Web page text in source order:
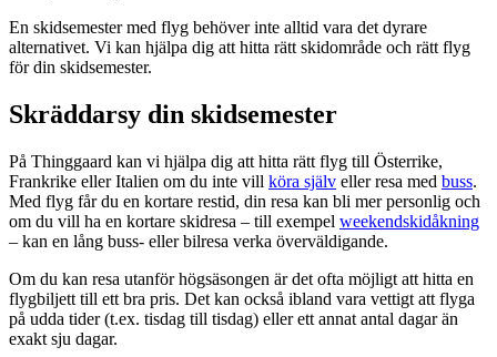
En skidsemester med flyg behöver inte alltid vara det dyrare
alternativet. Vi kan hjälpa dig att hitta rätt skidområde och rätt flyg
för din skidsemester.
Skräddarsy din skidsemester
På Thinggaard kan vi hjälpa dig att hitta rätt flyg till Österrike,
Frankrike eller Italien om du inte vill köra själv eller resa med buss.
Med flyg får du en kortare restid, din resa kan bli mer personlig och
om du vill ha en kortare skidresa – till exempel weekendskidåkning
– kan en lång buss- eller bilresa verka överväldigande.
Om du kan resa utanför högsäsongen är det ofta möjligt att hitta en
flygbiljett till ett bra pris. Det kan också ibland vara vettigt att flyga
på udda tider (t.ex. tisdag till tisdag) eller ett annat antal dagar än
exakt sju dagar.